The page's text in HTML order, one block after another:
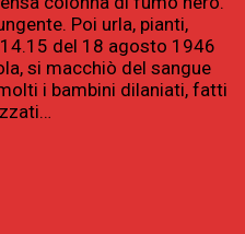
Poi urla, pianti,
del 18 agosto 1946
si macchiò del sangue
i bambini dilaniati, fatti